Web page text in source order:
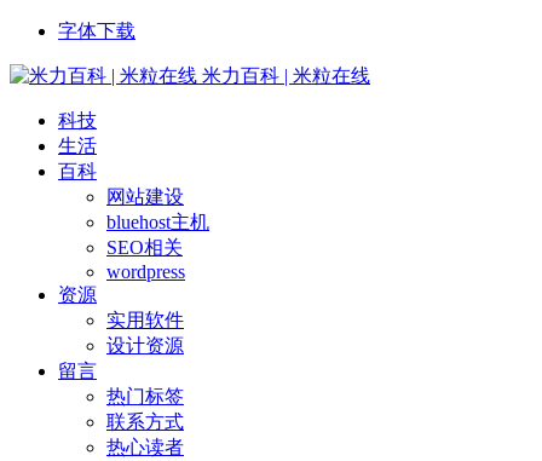
字体下载
米力百科 | 米粒在线
科技
生活
百科
网站建设
bluehost主机
SEO相关
wordpress
资源
实用软件
设计资源
留言
热门标签
联系方式
热心读者